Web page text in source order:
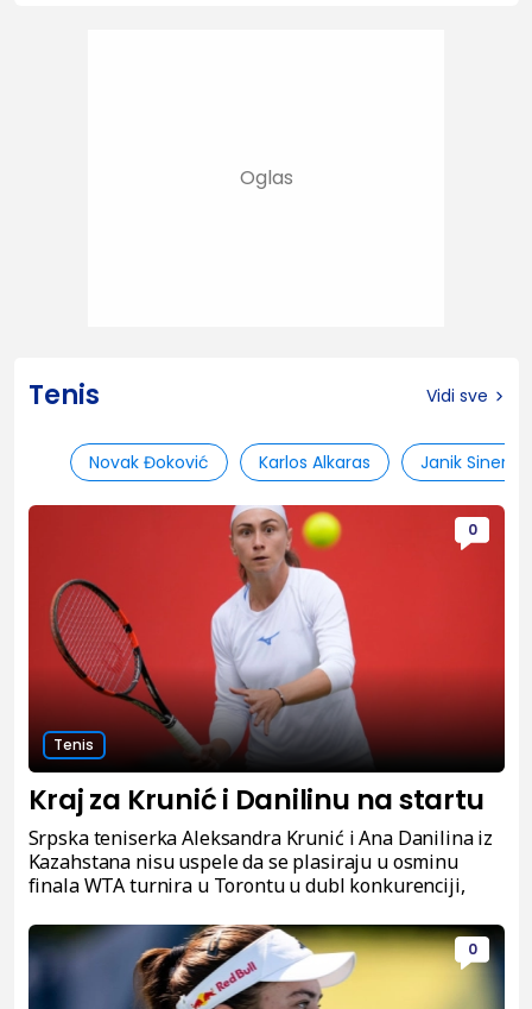
Tenis Vidi sve
Novak Đoković Karlos Alkaras Janik Siner
0
Tenis
Kraj za Krunić i Danilinu na startu
Srpska teniserka Aleksandra Krunić i Ana Danilina iz
Kazahstana nisu uspele da se plasiraju u osminu
finala WTA turnira u Torontu u dubl konkurenciji,
0